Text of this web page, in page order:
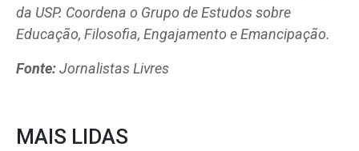
da USP. Coordena o Grupo de Estudos sobre
Educação, Filosofia, Engajamento e Emancipação.
Fonte:Jornalistas Livres
MAIS LIDAS